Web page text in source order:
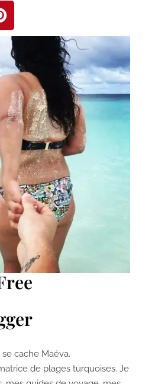
cache Maéva.
de plages turquoises. Je